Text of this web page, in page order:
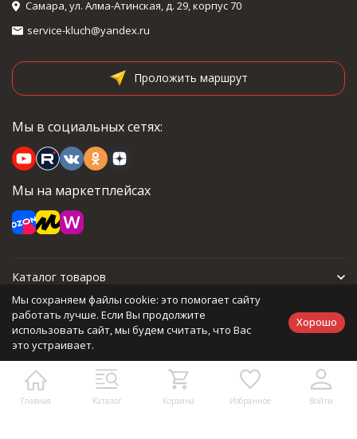
Главная Каталог Корзина Избранное Войти
Самара, ул. Алма-Атинская, д. 29, корпус 70
service-kluch@yandex.ru
Проложить маршрут
Мы в социальных сетях:
Мы на маркетплейсах
Каталог товаров
Для покупателя
Политика персональных данных
Мы сохраняем файлы cookie: это помогает сайту
работать лучше. Если Вы продолжите
использовать сайт, мы будем считать, что Вас
это устраивает.
Хорошо